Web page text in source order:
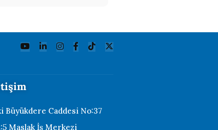
Büyükdere Caddesi No:37
Maslak İş Merkezi